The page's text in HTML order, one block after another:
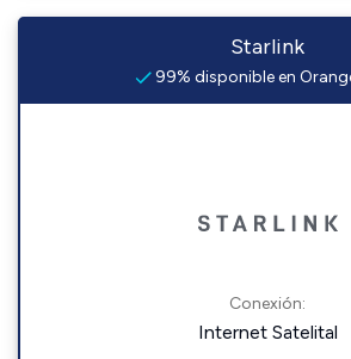
Starlink
99% disponible en
Conexión:
Internet Satelital